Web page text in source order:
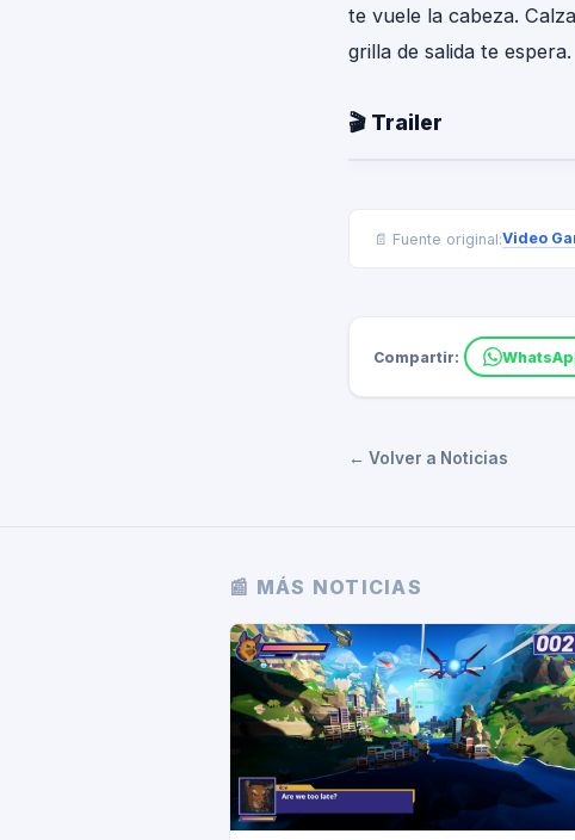
te vuele la cabeza.
grilla de salida te espera.
🎬 Trailer
📄 Fuente original:Video
Compartir:
← Volver a Noticias
📰 MÁS NOTICIAS